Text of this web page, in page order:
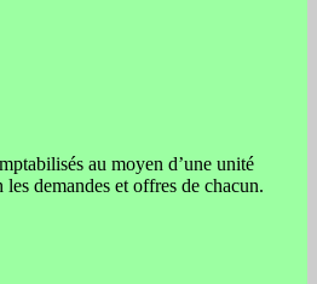
au moyen d’une unité
demandes et offres de chacun.